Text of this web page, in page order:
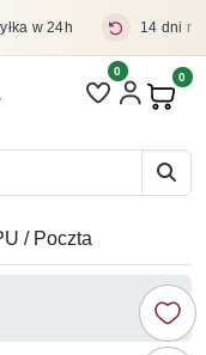
w 24h 14 dni
Liczba pozycji
0 0
/ Poczta